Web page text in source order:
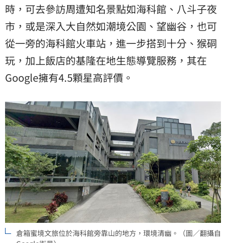
時，可去參訪周遭知名景點如海科館、八斗子夜
市，或是深入大自然如潮境公園、望幽谷，也可
從一旁的海科館火車站，進一步搭到十分、猴硐
玩，加上飯店的基隆在地生態導覽服務，其在
Google擁有4.5顆星高評價。
倉箱蜜境文旅位於海科館旁靠山的地方，環境清幽。（圖／翻攝自